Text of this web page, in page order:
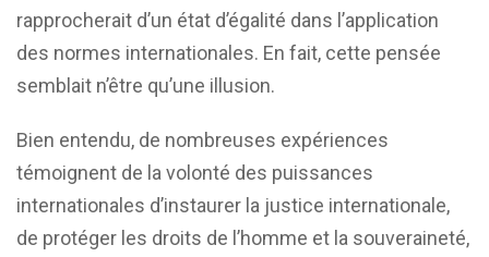
rapprocherait d’un état d’égalité dans l’application
des normes internationales. En fait, cette pensée
semblait n’être qu’une illusion.
Bien entendu, de nombreuses expériences
témoignent de la volonté des puissances
internationales d’instaurer la justice internationale,
de protéger les droits de l’homme et la souveraineté,